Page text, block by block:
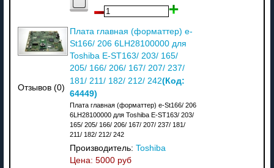
Отзывов (0)
Плата главная (форматтер) e-
St166/ 206 6LH28100000 для
Toshiba E-ST163/ 203/ 165/
205/ 166/ 206/ 167/ 207/ 237/
181/ 211/ 182/ 212/ 242(Код:
64449)
Плата главная (форматтер) e-St166/ 206
6LH28100000 для Toshiba E-ST163/ 203/
165/ 205/ 166/ 206/ 167/ 207/ 237/ 181/
211/ 182/ 212/ 242
Производитель: Toshiba
Цена: 5000 руб